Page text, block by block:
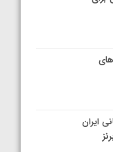
ایران